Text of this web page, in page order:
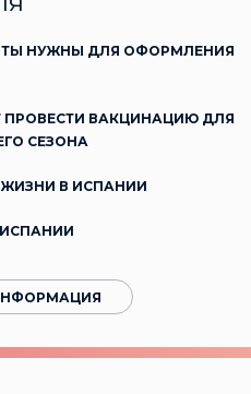
НУЖНЫ ДЛЯ ОФОРМЛЕНИЯ
ПРОВЕСТИ ВАКЦИНАЦИЮ ДЛЯ
СЕЗОНА
В ИСПАНИИ